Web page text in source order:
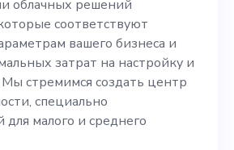
к нам в
нашей цели по
комплексных,
доступных
облачных решений
соответствуют
вашего бизнеса и
затрат на настройку и
стремимся создать центр
специально
малого и среднего